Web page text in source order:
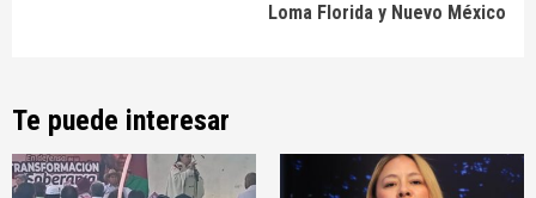
Loma Florida y Nuevo México
Te puede interesar